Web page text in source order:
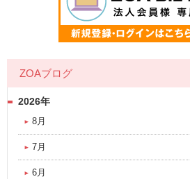
ZOAブログ
2026年
8月
7月
6月